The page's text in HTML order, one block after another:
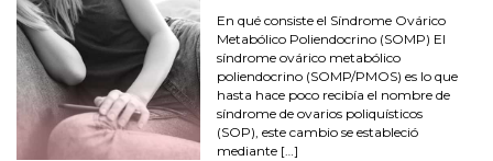
En qué consiste el Síndrome Ovárico
Metabólico Poliendocrino (SOMP) El
síndrome ovárico metabólico
poliendocrino (SOMP/PMOS) es lo que
hasta hace poco recibía el nombre de
síndrome de ovarios poliquísticos
(SOP), este cambio se estableció
mediante […]